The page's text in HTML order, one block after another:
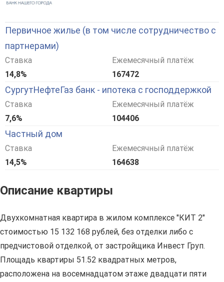
Первичное жилье (в том числе сотрудничество с
партнерами)
Ставка
14,8%
Ежемесячный платёж
167472
СургутНефтеГаз банк - ипотека с господдержкой
Ставка
7,6%
Ежемесячный платёж
104406
Частный дом
Ставка
14,5%
Ежемесячный платёж
164638
Описание квартиры
Двухкомнатная квартира в жилом комплексе "КИТ 2"
стоимостью 15 132 168 рублей, без отделки либо с
предчистовой отделкой, от застройщика Инвест Груп.
Площадь квартиры 51.52 квадратных метров,
расположена на восемнадцатом этаже двадцати пяти